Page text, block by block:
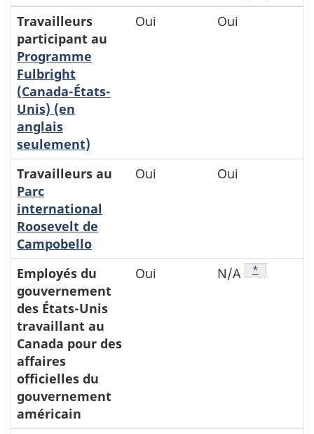
Travailleurs
participant au
Programme
Fulbright
(Canada-États-
Unis) (en
anglais
seulement)
Oui Oui
Travailleurs au
Parc
international
Roosevelt de
Campobello
Oui Oui
Employés du
gouvernement
des États-Unis
travaillant au
Canada pour des
affaires
officielles du
gouvernement
américain
Oui N/A Note de bas
*